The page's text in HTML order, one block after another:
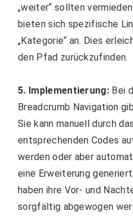
„weiter“ sollten
bieten sich spezifische
„Kategorie“ an. Dies
den Pfad zurückzufinden.
5. Implementierung: Bei
Breadcrumb Navigation
Sie kann manuell durch
entsprechenden Codes
werden oder aber
eine Erweiterung
haben ihre Vor- und
sorgfältig abgewogen